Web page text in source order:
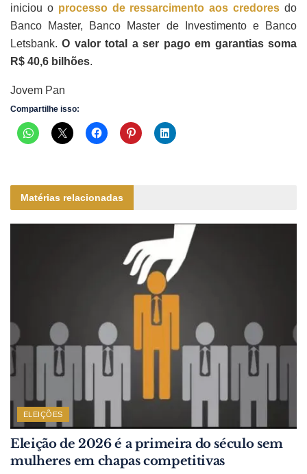
iniciou o processo de ressarcimento aos credores do
Banco Master, Banco Master de Investimento e Banco
Letsbank.O valor total a ser pago em garantias soma
R$ 40,6 bilhões.
Jovem Pan
Compartilhe isso:
Matérias relacionadas
ELEIÇÕES
Eleição de 2026 é a primeira do século sem
mulheres em chapas competitivas